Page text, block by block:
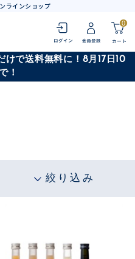
ラインショップ
0
けで送料無料に！8月17日10
！
絞り込み